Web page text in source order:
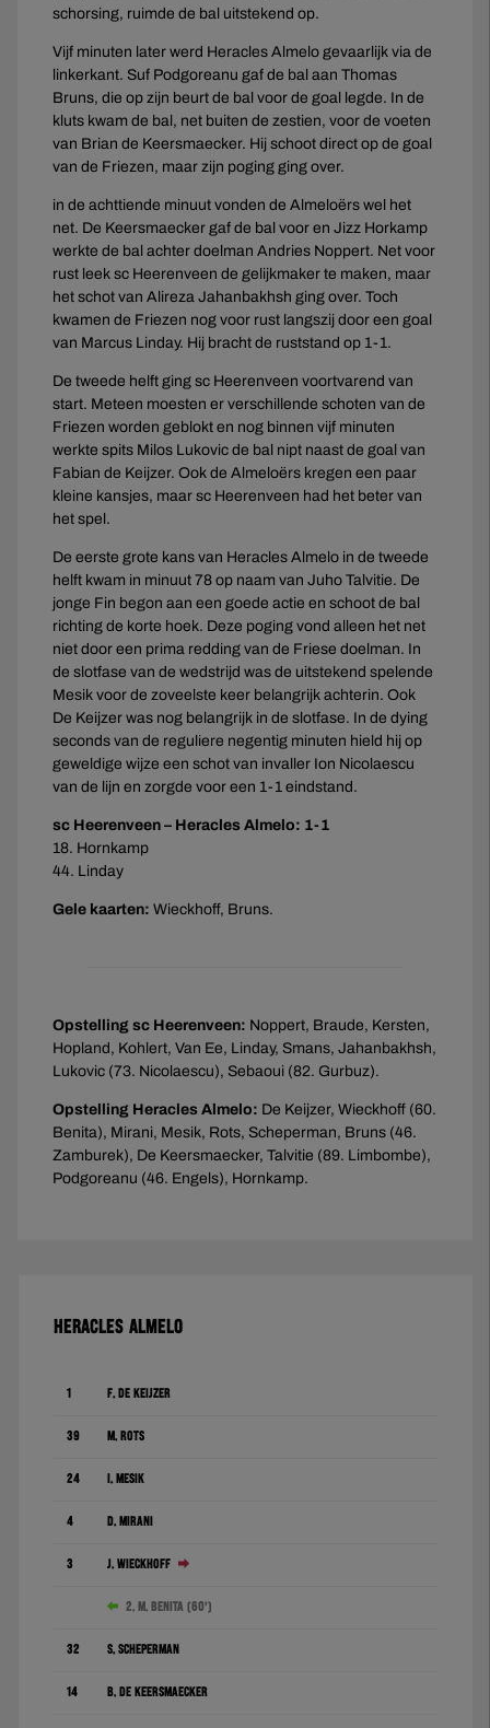
schorsing, ruimde de bal uitstekend op.
Vijf minuten later werd Heracles Almelo gevaarlijk via de
linkerkant. Suf Podgoreanu gaf de bal aan Thomas
Bruns, die op zijn beurt de bal voor de goal legde. In de
kluts kwam de bal, net buiten de zestien, voor de voeten
van Brian de Keersmaecker. Hij schoot direct op de goal
van de Friezen, maar zijn poging ging over.
in de achttiende minuut vonden de Almeloërs wel het
net. De Keersmaecker gaf de bal voor en Jizz Horkamp
werkte de bal achter doelman Andries Noppert. Net voor
rust leek sc Heerenveen de gelijkmaker te maken, maar
het schot van Alireza Jahanbakhsh ging over. Toch
kwamen de Friezen nog voor rust langszij door een goal
van Marcus Linday. Hij bracht de ruststand op 1-1.
De tweede helft ging sc Heerenveen voortvarend van
start. Meteen moesten er verschillende schoten van de
Friezen worden geblokt en nog binnen vijf minuten
werkte spits Milos Lukovic de bal nipt naast de goal van
Fabian de Keijzer. Ook de Almeloërs kregen een paar
kleine kansjes, maar sc Heerenveen had het beter van
het spel.
De eerste grote kans van Heracles Almelo in de tweede
helft kwam in minuut 78 op naam van Juho Talvitie. De
jonge Fin begon aan een goede actie en schoot de bal
richting de korte hoek. Deze poging vond alleen het net
niet door een prima redding van de Friese doelman. In
de slotfase van de wedstrijd was de uitstekend spelende
Mesik voor de zoveelste keer belangrijk achterin. Ook
De Keijzer was nog belangrijk in de slotfase. In de dying
seconds van de reguliere negentig minuten hield hij op
geweldige wijze een schot van invaller Ion Nicolaescu
van de lijn en zorgde voor een 1-1 eindstand.
sc Heerenveen – Heracles Almelo: 1-1
18. Hornkamp
44. Linday
Gele kaarten: Wieckhoff, Bruns.
Opstelling sc Heerenveen: Noppert, Braude, Kersten,
Hopland, Kohlert, Van Ee, Linday, Smans, Jahanbakhsh,
Lukovic (73. Nicolaescu), Sebaoui (82. Gurbuz).
Opstelling Heracles Almelo: De Keijzer, Wieckhoff (60.
Benita), Mirani, Mesik, Rots, Scheperman, Bruns (46.
Zamburek), De Keersmaecker, Talvitie (89. Limbombe),
Podgoreanu (46. Engels), Hornkamp.
HERACLES ALMELO
1 F. de Keijzer
39 M. Rots
24 I. Mesík
4 D. Mirani
3 J. Wieckhoff
2. M. Benita (60')
32 S. Scheperman
14 B. De Keersmaecker